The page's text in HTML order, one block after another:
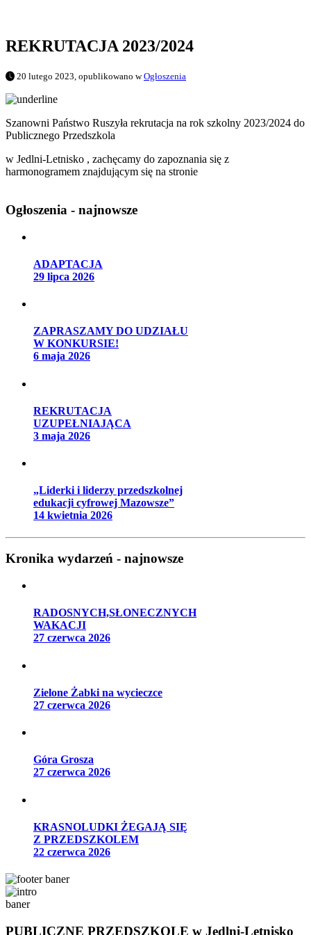
REKRUTACJA 2023/2024
20 lutego 2023, opublikowano wOgłoszenia
Szanowni Państwo Ruszyła rekrutacja na rok szkolny 2023/2024 do
Publicznego Przedszkola
w Jedlni-Letnisko , zachęcamy do zapoznania się z
harmonogramem znajdującym się na stronie
Ogłoszenia - najnowsze
ADAPTACJA
29 lipca 2026
ZAPRASZAMY DO UDZIAŁU
W KONKURSIE!
6 maja 2026
REKRUTACJA
UZUPEŁNIAJĄCA
3 maja 2026
„Liderki i liderzy przedszkolnej
edukacji cyfrowej Mazowsze”
14 kwietnia 2026
Kronika wydarzeń - najnowsze
RADOSNYCH,SŁONECZNYCH
WAKACJI
27 czerwca 2026
Zielone Żabki na wycieczce
27 czerwca 2026
Góra Grosza
27 czerwca 2026
KRASNOLUDKI ŻEGAJĄ SIĘ
Z PRZEDSZKOLEM
22 czerwca 2026
PUBLICZNE PRZEDSZKOLE w Jedlni-Letnisko